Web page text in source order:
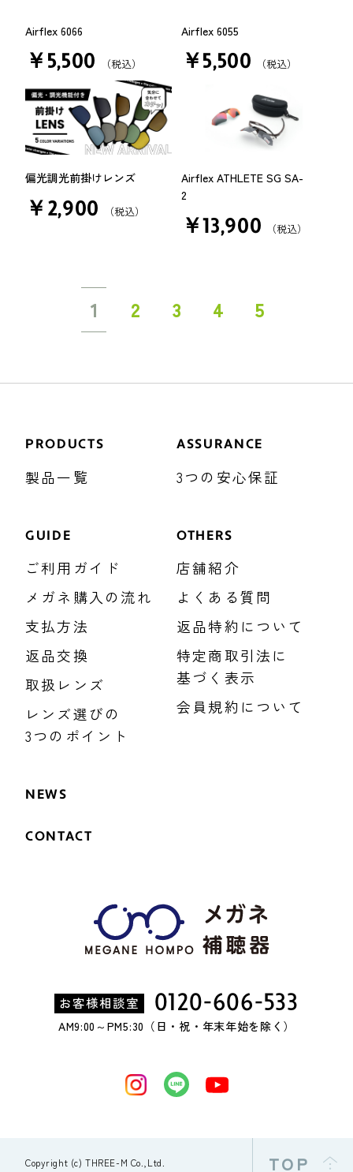
Airflex 6066
￥5,500 （税込）
Airflex 6055
￥5,500 （税込）
偏光調光前掛けレンズ
￥2,900 （税込）
Airflex ATHLETE SG SA-
2
￥13,900 （税込）
1 2 3 4 5
PRODUCTS
製品一覧
ASSURANCE
3つの安心保証
GUIDE
ご利用ガイド
メガネ購入の流れ
支払方法
返品交換
取扱レンズ
レンズ選びの
3つのポイント
OTHERS
店舗紹介
よくある質問
返品特約について
特定商取引法に
基づく表示
会員規約について
NEWS
CONTACT
お客様相談室 0120-606-533
AM9:00～PM5:30（日・祝・年末年始を除く）
Copyright (c) THREE-M Co.,Ltd. TOP